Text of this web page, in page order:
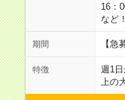
16：
など
期間 【
特徴 週1
上の